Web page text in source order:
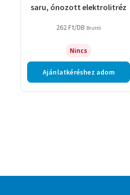
saru, ónozott elektrolitréz
262Ft/DB Bruttó
Nincs
Ajánlatkéréshez adom